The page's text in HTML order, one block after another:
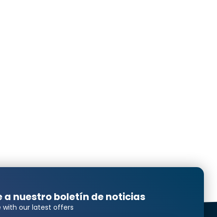
a nuestro boletín de noticias
with our latest offers